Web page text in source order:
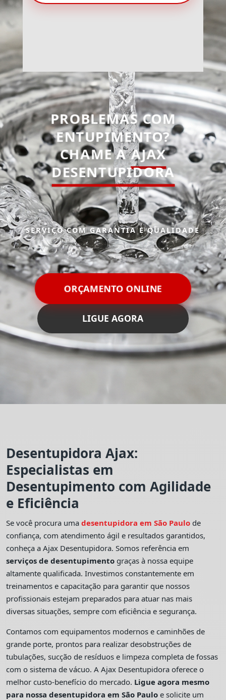
PROBLEMAS COM
ENTUPIMENTO?
CHAME AAJAX
DESENTUPIDORA
SERVIÇO COM GARANTIA E QUALIDADE
ORÇAMENTO ONLINE
LIGUE AGORA
Desentupidora Ajax:
Especialistas em
Desentupimento com Agilidade
e Eficiência
Se você procura umadesentupidora em São Paulo de
confiança, com atendimento ágil e resultados garantidos,
conheça a Ajax Desentupidora. Somos referência em
serviços de desentupimento graças à nossa equipe
altamente qualificada. Investimos constantemente em
treinamentos e capacitação para garantir que nossos
profissionais estejam preparados para atuar nas mais
diversas situações, sempre com eficiência e segurança.
Contamos com equipamentos modernos e caminhões de
grande porte, prontos para realizar desobstruções de
tubulações, sucção de resíduos e limpeza completa de fossas
com o sistema de vácuo. A Ajax Desentupidora oferece o
melhor custo-benefício do mercado. Ligue agora mesmo
para nossa desentupidora em São Paulo e solicite um